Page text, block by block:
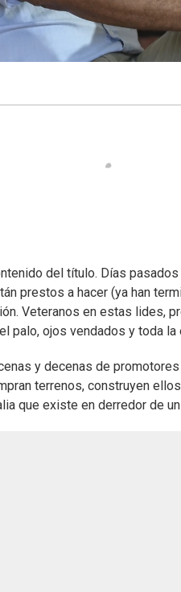
del título. Días
prestos a hacer (ya han
Veteranos en estas lides,
palo, ojos vendados y toda
y decenas de
terrenos, construyen
que existe en derredor de